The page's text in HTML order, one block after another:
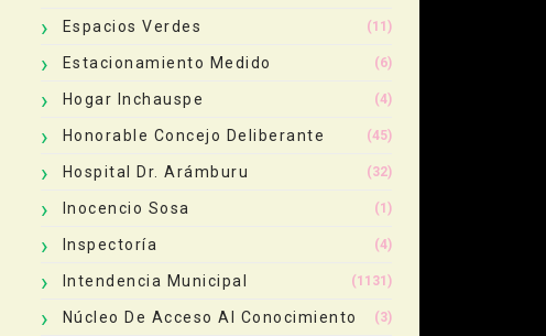
Espacios Verdes (11)
Estacionamiento Medido (6)
Hogar Inchauspe (4)
Honorable Concejo Deliberante (45)
Hospital Dr. Arámburu (32)
Inocencio Sosa (1)
Inspectoría (4)
Intendencia Municipal (1131)
Núcleo De Acceso Al Conocimiento (3)